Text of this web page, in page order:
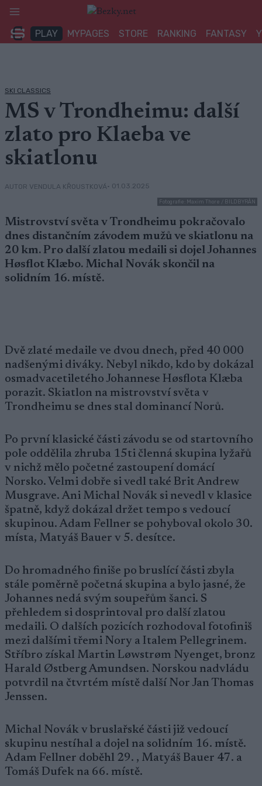
Přeskočit
obsah
PLAY MYPAGES STORE RANKING FANTASY
SKI CLASSICS
MS v Trondheimu: další
zlato pro Klaeba ve
skiatlonu
AUTOR VENDULA KŘOUSTKOVÁ• 01.03.2025
Fotografie: Maxim Thore / BILDBYRÅN
Mistrovství světa v Trondheimu pokračovalo
dnes distančním závodem mužů ve skiatlonu na
20 km. Pro další zlatou medaili si dojel Johannes
Høsflot Klæbo. Michal Novák skončil na
solidním 16. místě.
Dvě zlaté medaile ve dvou dnech, před 40 000
nadšenými diváky. Nebyl nikdo, kdo by dokázal
osmadvacetiletého Johannese Høsflota Klæba
porazit. Skiatlon na mistrovství světa v
Trondheimu se dnes stal dominancí Norů.
Po první klasické části závodu se od startovního
pole oddělila zhruba 15ti členná skupina lyžařů
v nichž mělo početné zastoupení domácí
Norsko. Velmi dobře si vedl také Brit Andrew
Musgrave. Ani Michal Novák si nevedl v klasice
špatně, když dokázal držet tempo s vedoucí
skupinou. Adam Fellner se pohyboval okolo 30.
místa, Matyáš Bauer v 5. desítce.
Do hromadného finiše po bruslící části zbyla
stále poměrně početná skupina a bylo jasné, že
Johannes nedá svým soupeřům šanci. S
přehledem si dosprintoval pro další zlatou
medaili. O dalších pozicích rozhodoval fotofiniš
mezi dalšími třemi Nory a Italem Pellegrinem.
Stříbro získal Martin Løwstrøm Nyenget, bronz
Harald Østberg Amundsen. Norskou nadvládu
potvrdil na čtvrtém místě další Nor Jan Thomas
Jenssen.
Michal Novák v bruslařské části již vedoucí
skupinu nestíhal a dojel na solidním 16. místě.
Adam Fellner doběhl 29. , Matyáš Bauer 47. a
Tomáš Dufek na 66. místě.